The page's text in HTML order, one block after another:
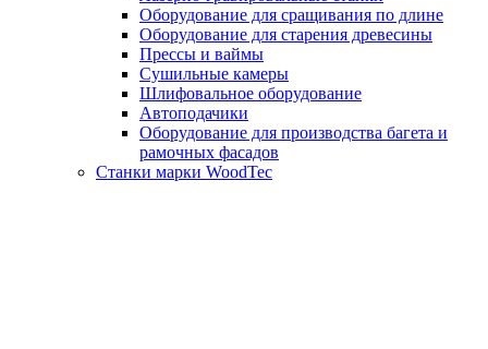
Оборудование для сращивания по длине
Оборудование для старения древесины
Прессы и ваймы
Сушильные камеры
Шлифовальное оборудование
Автоподачики
Оборудование для производства багета и
рамочных фасадов
Станки марки WoodTec